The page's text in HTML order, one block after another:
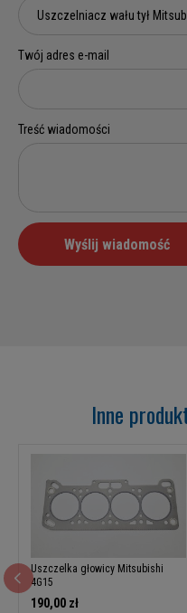
Inne
Uszczelka głowicy Mitsubishi
4G15
190,00 zł